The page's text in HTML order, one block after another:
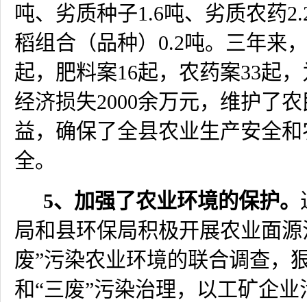
吨、劣质种子1.6吨、劣质农药
稻组合（品种） 0.2吨。三年来
起，肥料案16起，农药案33起
经济损失2000余万元，维护了
益，确保了全县农业生产安全
全。
5、加强了农业环境的保护。
局和县环保局积极开展农业面
废”污染农业环境的联合调查，
和“三废”污染治理，以工矿企